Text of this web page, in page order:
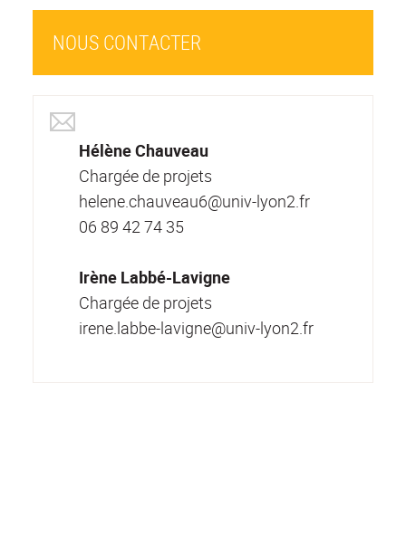
NOUS CONTACTER
Hélène Chauveau
Chargée de projets
helene.chauveau6@univ-lyon2.fr
06 89 42 74 35
Irène Labbé-Lavigne
Chargée de projets
irene.labbe-lavigne@univ-lyon2.fr